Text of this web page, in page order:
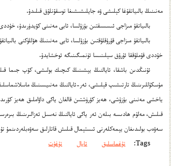
مەنىنىڭ بالىياتقۇغا كېلىشى ۋە جايلىشىشىغا توسقۇنلۇق قىلىدۇ.
بالىياتقۇ مىزاجى ئىسسىقتىن بۇزۇلسا، ئابى مەنىنى كۆيدۈرىدۇ،
بالىياتقۇ مىزاجى قۇرۇقلۇقتىن بۇزۇلسا، ئابى مەنىنىڭ ھۆللۈكنى
خۇددى قۇملۇققا ئۇرۇق سېلىنىسا ئۈنمىگىنىگە ئوخشايدۇ.
ئۇنىڭدىن باشقا، ئايالنىڭ يېشىنىڭ كىچىك بولىشى، كۆپ جىما
مۇسكۇللىرىنىڭ تارتىشىپ قېلىشى، ئەر-ئايالنىڭ مەنىيسىنىڭ
ياخشى مەنىنى بۇزۇشى، ھەيز كۆرۈشتىن قالغان ياكى داۋاملىق ھەيز
قىلىش، مەلۇم ھادىسە بىلەن ئەر ياكى ئايالنىڭ نەسىل ئەزالىرىنىڭ
سەۋەب بولىدىغان يېمەكلەرنى ئىستېمال قىلىش قاتارلىق سەۋەبلەردىنمۇ
Tags:
تۇغماسلىق ئايال
تۇغۇت